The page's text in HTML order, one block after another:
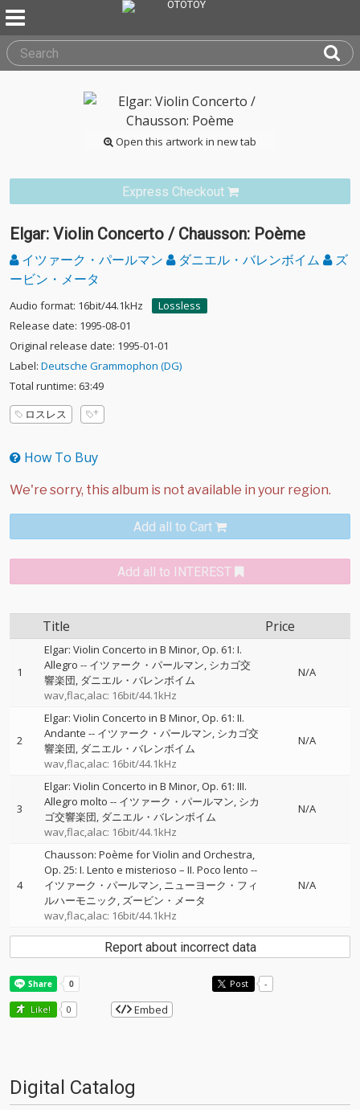
Open this artwork in new tab
Express Checkout
Elgar: Violin Concerto / Chausson: Poème
イツァーク・パールマン ダニエル・バレンボイム
ズ
ービン・メータ
Audio format: 16bit/44.1kHz
Lossless
Release date: 1995-08-01
Original release date: 1995-01-01
Label: Deutsche Grammophon (DG)
Total runtime: 63:49
ロスレス
How To Buy
Add all to Cart
Add all to INTEREST
Title Price
1
Elgar: Violin Concerto in B Minor, Op. 61: I.
Allegro -- イツァーク・パールマン シカゴ交
響楽団 ダニエル・バレンボイム
wav,flac,alac: 16bit/44.1kHz
N/A
2
Elgar: Violin Concerto in B Minor, Op. 61: II.
Andante -- イツァーク・パールマン シカゴ交
響楽団 ダニエル・バレンボイム
wav,flac,alac: 16bit/44.1kHz
N/A
3
Elgar: Violin Concerto in B Minor, Op. 61: III.
Allegro molto -- イツァーク・パールマン シカ
ゴ交響楽団 ダニエル・バレンボイム
wav,flac,alac: 16bit/44.1kHz
N/A
4
Chausson: Poème for Violin and Orchestra,
Op. 25: I. Lento e misterioso – II. Poco lento --
イツァーク・パールマン ニューヨーク・フィ
ルハーモニック ズービン・メータ
wav,flac,alac: 16bit/44.1kHz
N/A
Report about incorrect data
Post -
Like! 0 Embed
Digital Catalog